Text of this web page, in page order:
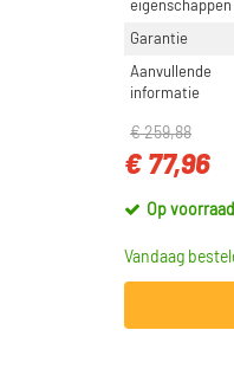
eigenschappen
Garantie
Aanvullende
informatie
€ 259,88
€ 77,96
Op voorraad
Vandaag